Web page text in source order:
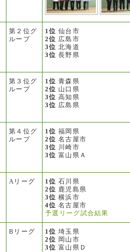
第２位グ
ループ
1位 仙台市
2位 広島市
3位 北海道
3位 長野県
第３位グ
ループ
1位 青森県
2位 山口県
3位 高知県
3位 広島県
第４位グ
ループ
1位 福岡県
2位 名古屋市
3位 川崎市
3位 富山県Ａ
Aリーグ 1位 石川県
2位 鹿児島県
3位 横浜市
4位 名古屋市
予選リーグ試合結果
Bリーグ 1位 埼玉県
2位 岡山市
3位 富山県Ｄ